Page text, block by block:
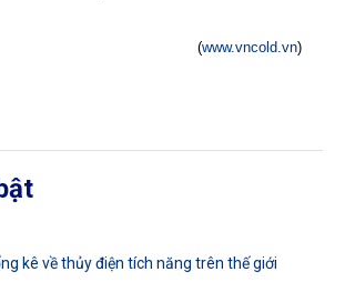
(www.vncold.vn)
kê về thủy điện tích năng trên thế giới